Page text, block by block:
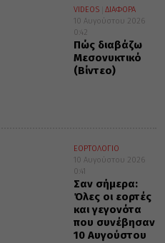
VIDEOS
ΔΙΑΦΟΡΑ
10 Αυγούστου 2026
0:42
Πώς διαβάζω
Μεσονυκτικό
(Βίντεο)
ΕΟΡΤΟΛΟΓΙΟ
10 Αυγούστου 2026
0:41
Σαν σήμερα:
Όλες οι εορτές
και γεγονότα
που συνέβησαν
10 Αυγούστου